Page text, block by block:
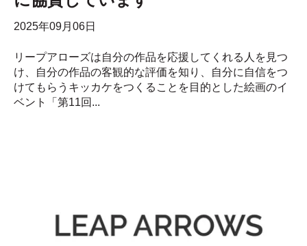
2025年09月06日
リープアローズは自分の作品を応援してくれる人を見つ
け、自分の作品の客観的な評価を知り、自分に自信をつ
けてもらうキッカケをつくることを目的とした絵画のイ
ベント「第11回...